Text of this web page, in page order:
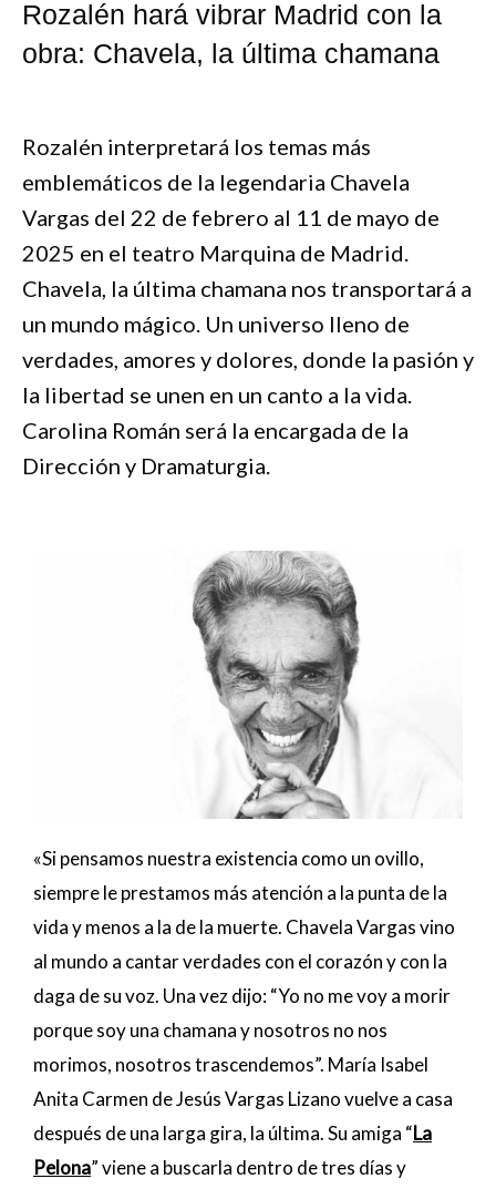
Rozalén hará vibrar Madrid con la
obra: Chavela, la última chamana
Rozalén interpretará los temas más
emblemáticos de la legendaria Chavela
Vargas del 22 de febrero al 11 de mayo de
2025 en el teatro Marquina de Madrid.
Chavela, la última chamana nos transportará a
un mundo mágico. Un universo lleno de
verdades, amores y dolores, donde la pasión y
la libertad se unen en un canto a la vida.
Carolina Román será la encargada de la
Dirección y Dramaturgia.
«Si pensamos nuestra existencia como un ovillo,
siempre le prestamos más atención a la punta de la
vida y menos a la de la muerte. Chavela Vargas vino
al mundo a cantar verdades con el corazón y con la
daga de su voz. Una vez dijo: “Yo no me voy a morir
porque soy una chamana y nosotros no nos
morimos, nosotros trascendemos”. María Isabel
Anita Carmen de Jesús Vargas Lizano vuelve a casa
después de una larga gira, la última. Su amiga “La
Pelona” viene a buscarla dentro de tres días y